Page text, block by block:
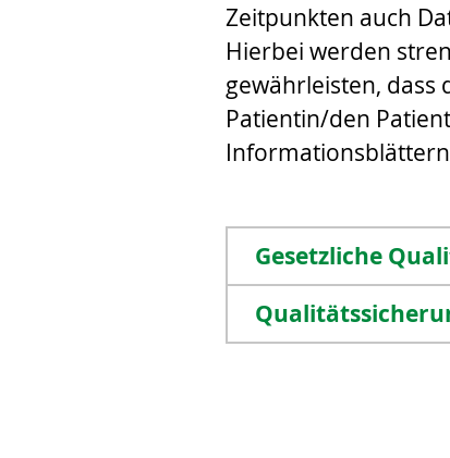
Zeitpunkten auch
Hierbei werden
gewährleisten, dass
Patientin/den
Gesetzliche